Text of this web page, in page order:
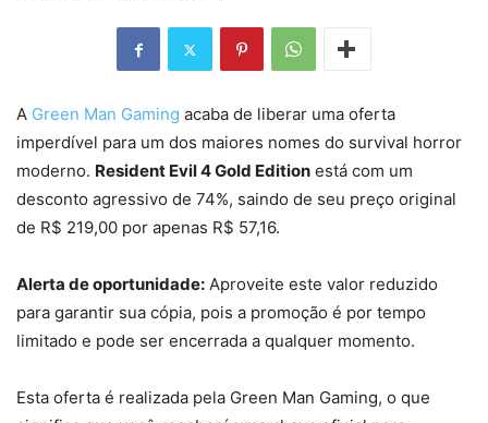
A Green Man Gaming acaba de liberar uma oferta
imperdível para um dos maiores nomes do survival horror
moderno. Resident Evil 4 Gold Edition está com um
desconto agressivo de 74%, saindo de seu preço original
de R$ 219,00 por apenas R$ 57,16.
Alerta de oportunidade: Aproveite este valor reduzido
para garantir sua cópia, pois a promoção é por tempo
limitado e pode ser encerrada a qualquer momento.
Esta oferta é realizada pela Green Man Gaming, o que